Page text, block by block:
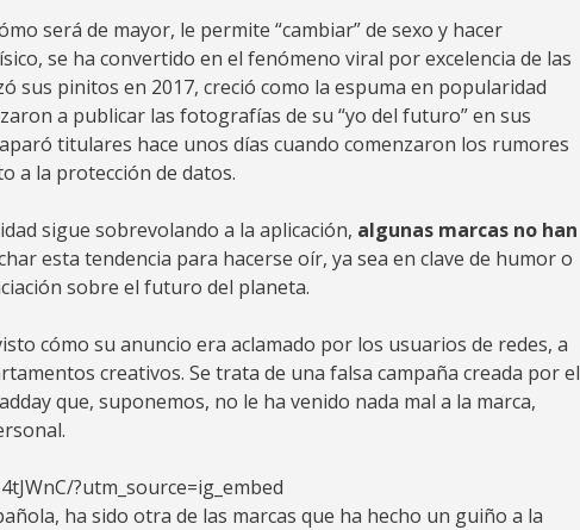
será de mayor, le permite “cambiar” de sexo y hacer
se ha convertido en el fenómeno viral por excelencia de las
sus pinitos en 2017, creció como la espuma en popularidad
a publicar las fotografías de su “yo del futuro” en sus
titulares hace unos días cuando comenzaron los rumores
a la protección de datos.
sigue sobrevolando a la aplicación, algunas marcas no han
esta tendencia para hacerse oír, ya sea en clave de humor o
sobre el futuro del planeta.
cómo su anuncio era aclamado por los usuarios de redes, a
creativos. Se trata de una falsa campaña creada por el
que, suponemos, no le ha venido nada mal a la marca,
?utm_source=ig_embed
ha sido otra de las marcas que ha hecho un guiño a la